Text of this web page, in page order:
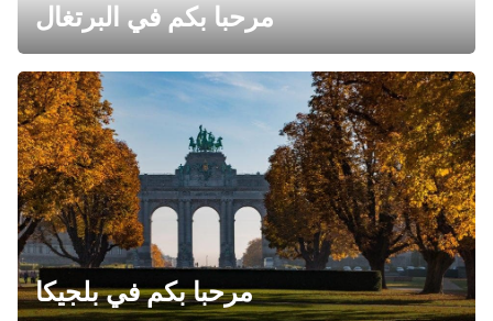
مرحبا بكم في البرتغال
مرحبا بكم في بلجيكا